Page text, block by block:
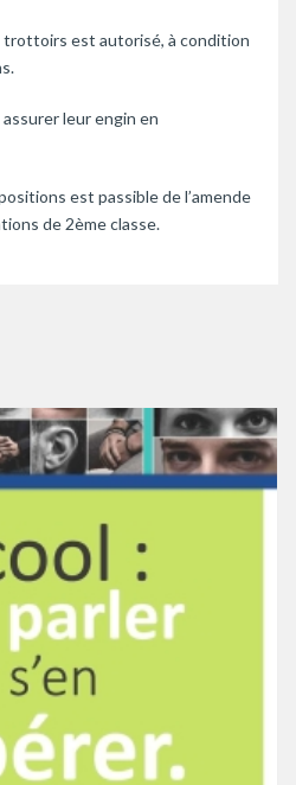
est autorisé, à condition
leur engin en
est passible de l’amende
de 2ème classe.